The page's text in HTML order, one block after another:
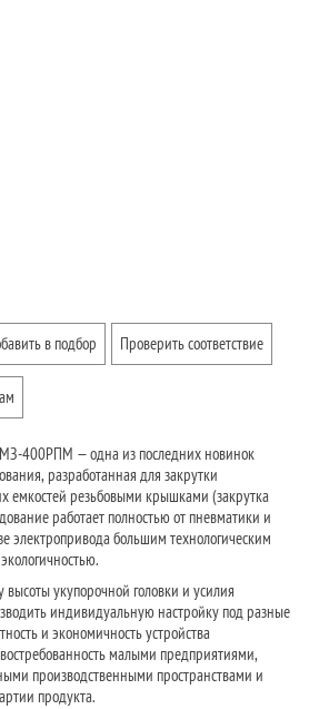
в подбор Проверить соответствие
МЗ-400РПМ — одна из последних новинок
разработанная для закрутки
емкостей резьбовыми крышками (закрутка
работает полностью от пневматики и
электропривода большим технологическим
высоты укупорочной головки и усилия
индивидуальную настройку под разные
и экономичность устройства
малыми предприятиями,
производственными пространствами и
продукта.